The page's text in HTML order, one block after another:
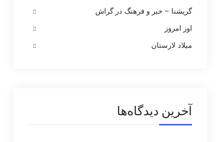
گریشنا – خبر و فرهنگ در گراش
اوز امروز
میلاد لارستان
آخرین دیدگاه‌ها